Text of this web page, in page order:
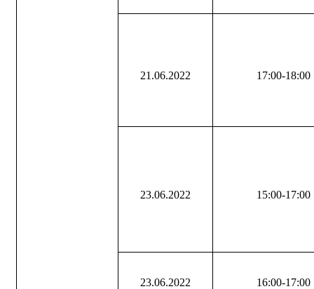
21.06.2022 17:00-18:00
23.06.2022 15:00-17:00
23.06.2022 16:00-17:00